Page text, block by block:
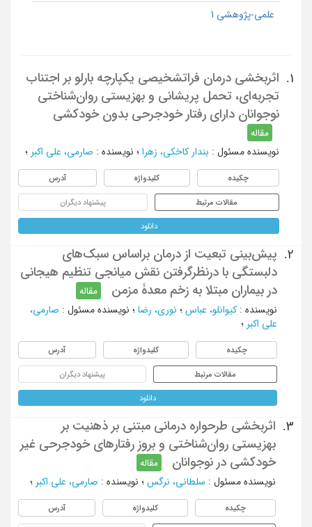
علمی-پژوهشی 1
1.
اثربخشی درمان فراتشخیصی یکپارچه بارلو بر اجتناب
تجربه‌ای، تحمل پریشانی و بهزیستی روان‌شناختی
نوجوانان دارای رفتار خودجرحی بدون خودکشی
مقاله
نویسنده مسئول : بندار کاخکی، زهرا ؛ نویسنده : صارمی، علی اکبر ؛
چکیده کلیدواژه آدرس
مقالات مرتبط پیشنهاد دیگران
دانلود
2.
پیش‌بینی تبعیت از درمان براساس سبک‌های
دلبستگی با درنظرگرفتن نقش میانجی تنظیم هیجانی
در بیماران مبتلا به زخم معدۀ مزمن
مقاله
نویسنده : کیوانلو، عباس ؛ نوری، رضا ؛ نویسنده مسئول : صارمی،
علی اکبر ؛
چکیده کلیدواژه آدرس
مقالات مرتبط پیشنهاد دیگران
دانلود
3.
اثربخشی طرحواره درمانی مبتنی بر ذهنیت بر
بهزیستی روان‌شناختی و بروز رفتارهای خودجرحی غیر
خودکشی در نوجوانان
مقاله
نویسنده مسئول : سلطانی، نرگس ؛ نویسنده : صارمی، علی اکبر ؛
چکیده کلیدواژه آدرس